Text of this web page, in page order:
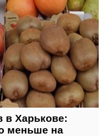
в Харькове:
меньше на